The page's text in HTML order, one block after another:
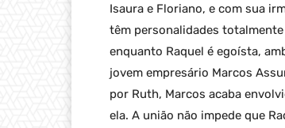
Isaura e Floriano, e com sua
têm personalidades
enquanto Raquel é egoísta,
jovem empresário Marcos
por Ruth, Marcos acaba
ela. A união não impede que